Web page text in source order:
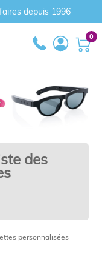
depuis 1996
0
des
personnalisées